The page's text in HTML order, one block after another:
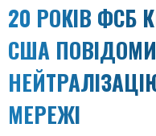
20 РОКІВ ФСБ
США
МЕРЕЖІ